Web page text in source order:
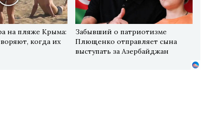
на пляже Крыма:
когда их
Забывший о патриотизме
Плющенко отправляет сына
выступать за Азербайджан